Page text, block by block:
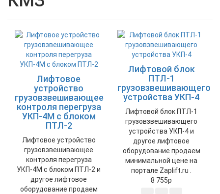
Лифтовое
устройство
грузовзвешивающее
контроля перегруза
УКП-4М с блоком
ПТЛ-2
Лифтовое устройство
грузовзвешивающее
контроля перегруза
УКП-4М с блоком ПТЛ-2 и
другое лифтовое
оборудование продаем
Лифтовой блок
ПТЛ-1
грузовзвешивающего
устройства УКП-4
Лифтовой блок ПТЛ-1
грузовзвешивающего
устройства УКП-4 и
другое лифтовое
оборудование продаем
минимальной цене на
портале Zaplift.ru .
8 755p